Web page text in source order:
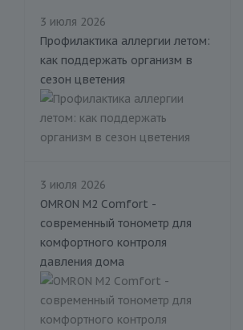
3 июля 2026
Профилактика аллергии летом:
как поддержать организм в
сезон цветения
3 июля 2026
OMRON M2 Comfort -
современный тонометр для
комфортного контроля
давления дома